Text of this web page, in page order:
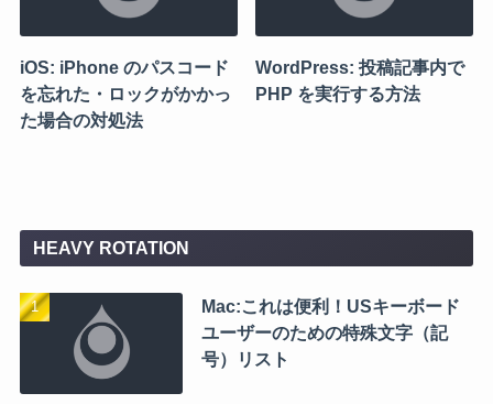
iOS: iPhone のパスコード
を忘れた・ロックがかかっ
た場合の対処法
WordPress: 投稿記事内で
PHP を実行する方法
HEAVY ROTATION
Mac:これは便利！USキーボード
ユーザーのための特殊文字（記
号）リスト